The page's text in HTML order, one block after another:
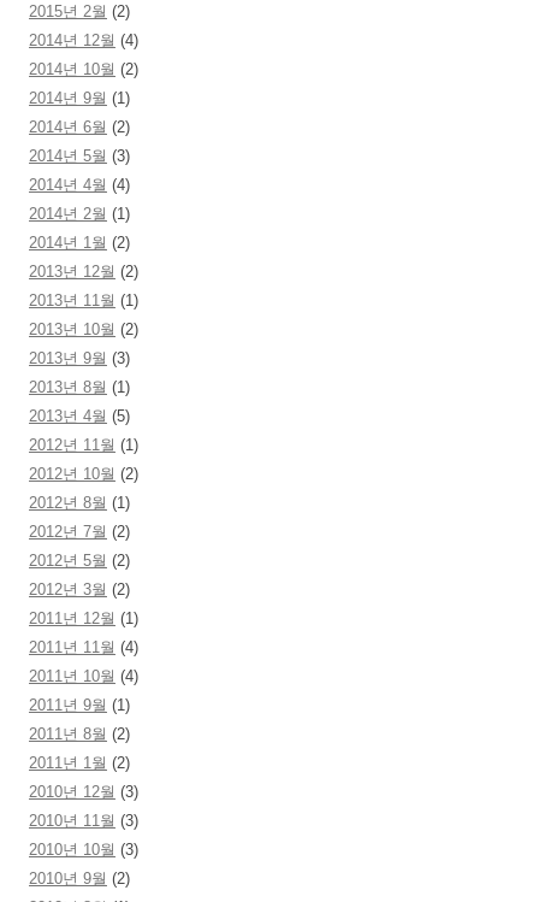
2015년 2월 (2)
2014년 12월 (4)
2014년 10월 (2)
2014년 9월 (1)
2014년 6월 (2)
2014년 5월 (3)
2014년 4월 (4)
2014년 2월 (1)
2014년 1월 (2)
2013년 12월 (2)
2013년 11월 (1)
2013년 10월 (2)
2013년 9월 (3)
2013년 8월 (1)
2013년 4월 (5)
2012년 11월 (1)
2012년 10월 (2)
2012년 8월 (1)
2012년 7월 (2)
2012년 5월 (2)
2012년 3월 (2)
2011년 12월 (1)
2011년 11월 (4)
2011년 10월 (4)
2011년 9월 (1)
2011년 8월 (2)
2011년 1월 (2)
2010년 12월 (3)
2010년 11월 (3)
2010년 10월 (3)
2010년 9월 (2)